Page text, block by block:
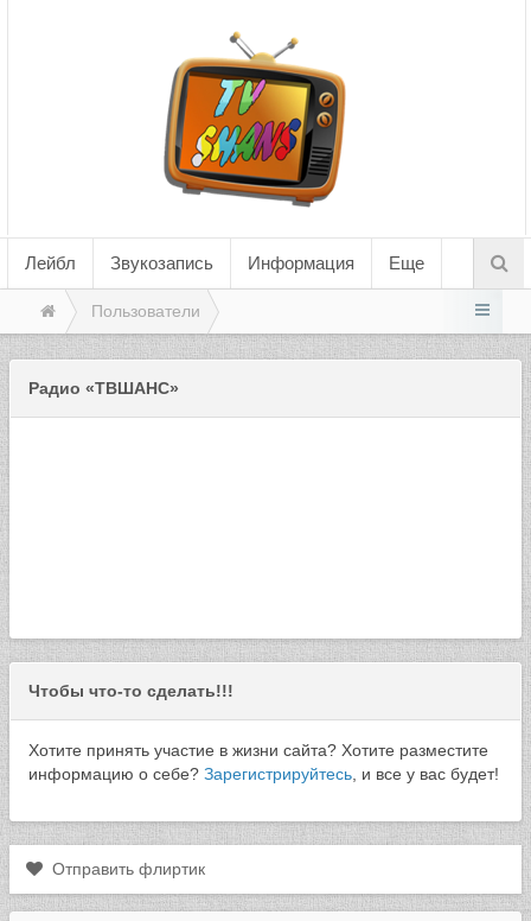
Лейбл Звукозапись Информация Еще
Пользователи
Радио «ТВШАНС»
Чтобы что-то сделать!!!
Хотите принять участие в жизни сайта? Хотите разместите
информацию о себе? Зарегистрируйтесь , и все у вас будет!
Отправить флиртик